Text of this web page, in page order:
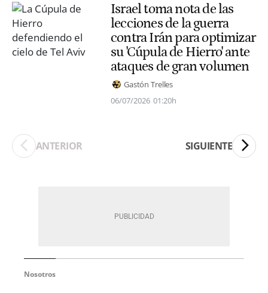
Israel toma nota de las
lecciones de la guerra
contra Irán para optimizar
su 'Cúpula de Hierro' ante
ataques de gran volumen
Gastón Trelles
06/07/2026 01:20h
ANTERIOR SIGUIENTE
Nosotros